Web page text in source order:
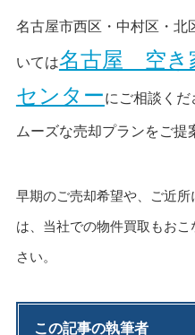
名古屋市西区・中村区・北
いては名古屋 空き
センターにご相談くだ
ムーズな売却プランをご提
早期のご売却希望や、ご近
は、当社での物件買取もお
さい。
この記事の執筆者